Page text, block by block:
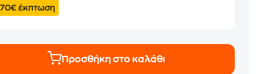
έκπτωση
Προσθήκη στο καλάθι